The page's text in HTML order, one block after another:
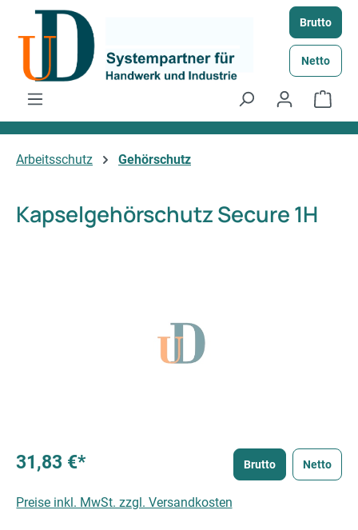
Zum Hauptinhalt springen Brutto
Netto
Arbeitsschutz Gehörschutz
Kapselgehörschutz Secure 1H
31,83 €* Brutto Netto
Preise inkl. MwSt. zzgl. Versandkosten